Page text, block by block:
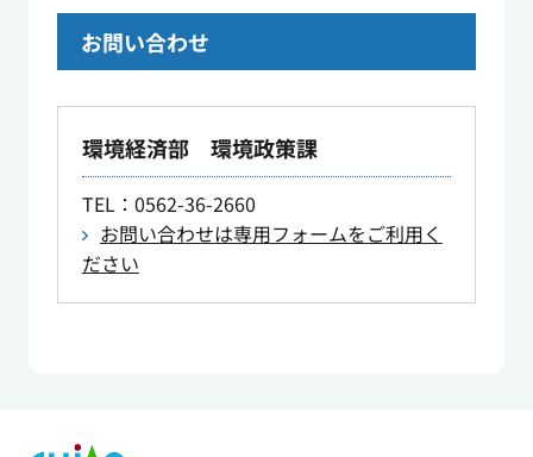
お問い合わせ
環境経済部 環境政策課
TEL：0562-36-2660
お問い合わせは専用フォームをご利用く
ださい